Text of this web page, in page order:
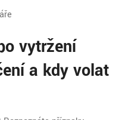
vytržení
a kdy volat